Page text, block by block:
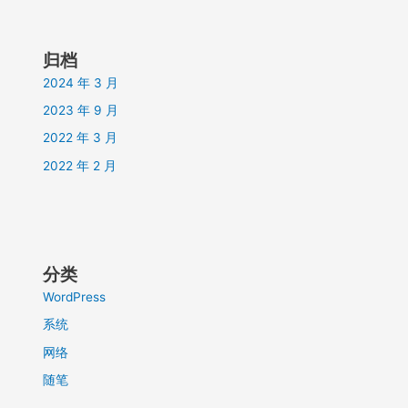
归档
2024 年 3 月
2023 年 9 月
2022 年 3 月
2022 年 2 月
分类
WordPress
系统
网络
随笔